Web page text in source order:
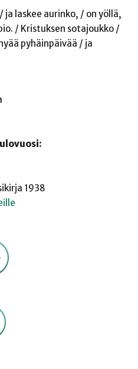
laskee aurinko, / on yöllä,
/ Kristuksen sotajoukko /
pyhäinpäivää / ja
1938